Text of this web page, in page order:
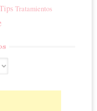
Tratamientos